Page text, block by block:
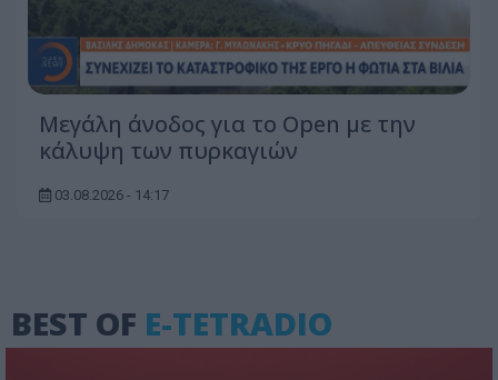
Μεγάλη άνοδος για το Open με την
κάλυψη των πυρκαγιών
03.08.2026 - 14:17
BEST OF E-TETRADIO